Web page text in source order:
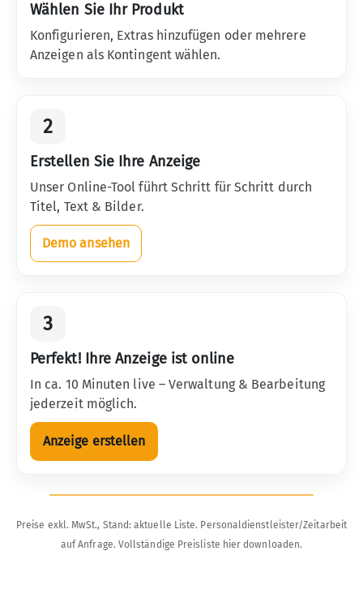
Wählen Sie Ihr Produkt
Konfigurieren, Extras hinzufügen oder mehrere
Anzeigen als Kontingent wählen.
2
Erstellen Sie Ihre Anzeige
Unser Online-Tool führt Schritt für Schritt durch
Titel, Text & Bilder.
Demo ansehen
3
Perfekt! Ihre Anzeige ist online
In ca. 10 Minuten live – Verwaltung & Bearbeitung
jederzeit möglich.
Anzeige erstellen
Preise exkl. MwSt., Stand: aktuelle Liste. Personaldienstleister/Zeitarbeit
auf Anfrage. Vollständige Preisliste hier downloaden.